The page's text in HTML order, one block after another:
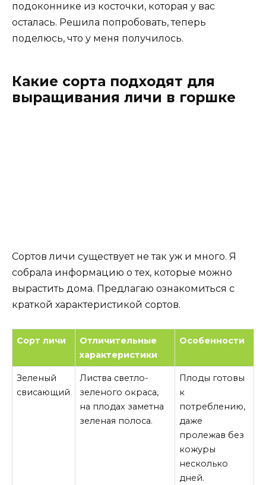
подоконнике из косточки, которая у вас
осталась. Решила попробовать, теперь
поделюсь, что у меня получилось.
Какие сорта подходят для
выращивания личи в горшке
Сортов личи существует не так уж и много. Я
собрала информацию о тех, которые можно
вырастить дома. Предлагаю ознакомиться с
краткой характеристикой сортов.
Сорт личи
Отличительные
характеристики
Особенности
Зеленый
свисающий
Листва светло-
зеленого окраса,
на плодах заметна
зеленая полоса.
Плоды готовы
к
потреблению,
даже
пролежав без
кожуры
несколько
дней.